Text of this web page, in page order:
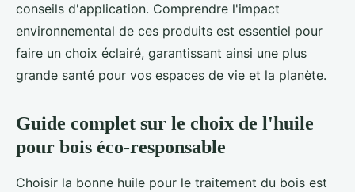
conseils d'application. Comprendre l'impact
environnemental de ces produits est essentiel pour
faire un choix éclairé, garantissant ainsi une plus
grande santé pour vos espaces de vie et la planète.
Guide complet sur le choix de l'huile
pour bois éco-responsable
Choisir la bonne huile pour le traitement du bois est